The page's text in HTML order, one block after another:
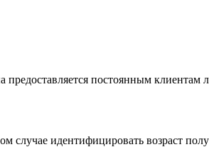
предоставляется постоянным клиентам
идентифицировать возраст